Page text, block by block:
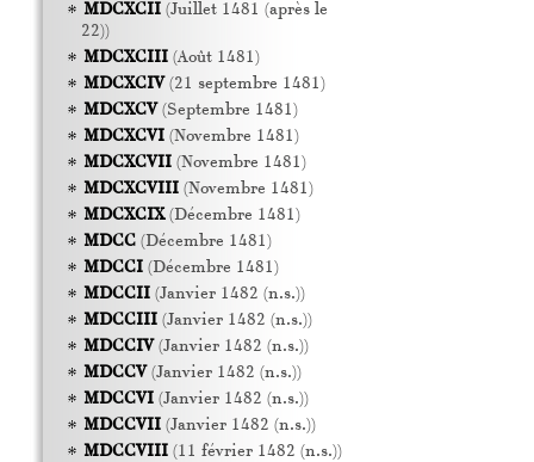
MDCXCII(Juillet 1481 (après le
22))
MDCXCIII(Août 1481)
MDCXCIV(21 septembre 1481)
MDCXCV(Septembre 1481)
MDCXCVI(Novembre 1481)
MDCXCVII(Novembre 1481)
MDCXCVIII(Novembre 1481)
MDCXCIX(Décembre 1481)
MDCC(Décembre 1481)
MDCCI(Décembre 1481)
MDCCII(Janvier 1482 (n.s.))
MDCCIII(Janvier 1482 (n.s.))
MDCCIV(Janvier 1482 (n.s.))
MDCCV(Janvier 1482 (n.s.))
MDCCVI(Janvier 1482 (n.s.))
MDCCVII(Janvier 1482 (n.s.))
MDCCVIII(11 février 1482 (n.s.))